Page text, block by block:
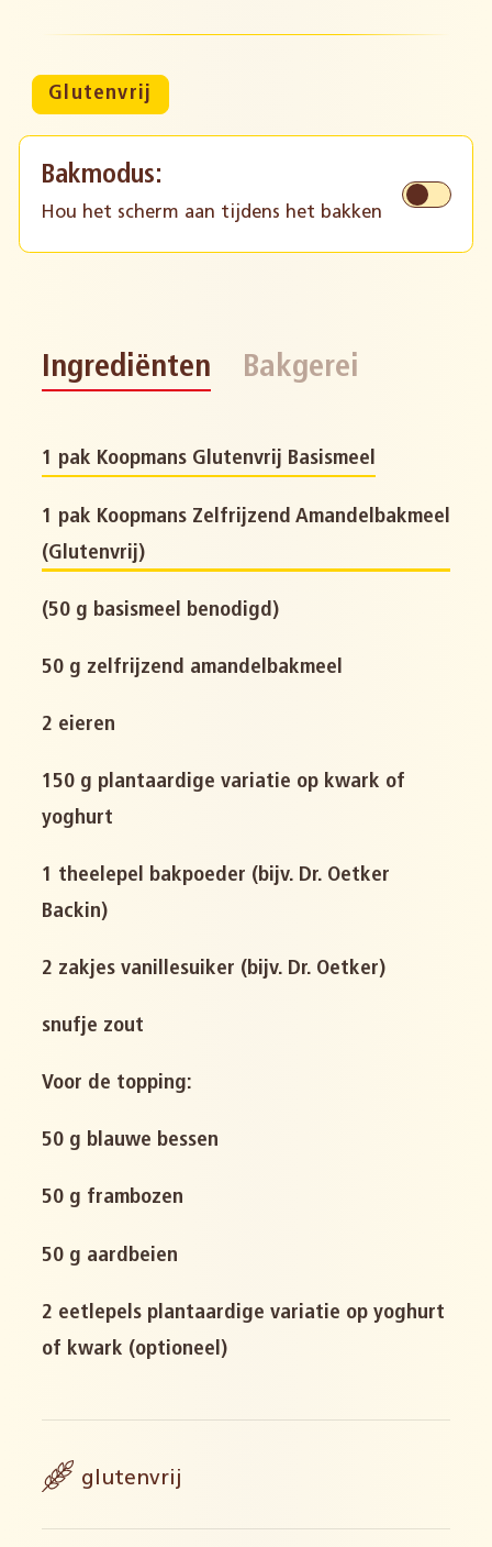
Glutenvrij
Bakmodus:
Hou het scherm aan tijdens het bakken
Ingrediënten Bakgerei
1 pak Koopmans Glutenvrij Basismeel
1 pak Koopmans Zelfrijzend Amandelbakmeel
(Glutenvrij)
(50 g basismeel benodigd)
50 g zelfrijzend amandelbakmeel
2 eieren
150 g plantaardige variatie op kwark of
yoghurt
1 theelepel bakpoeder (bijv. Dr. Oetker
Backin)
2 zakjes vanillesuiker (bijv. Dr. Oetker)
snufje zout
Voor de topping:
50 g blauwe bessen
50 g frambozen
50 g aardbeien
2 eetlepels plantaardige variatie op yoghurt
of kwark (optioneel)
glutenvrij